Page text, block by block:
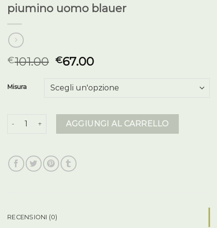
piumino uomo blauer
€101.00 €67.00
Misura
piumino uomo blauer quantitàAGGIUNGI AL CARRELLO
RECENSIONI (0)